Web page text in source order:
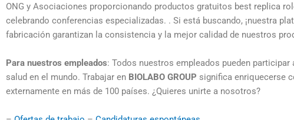
ONG y Asociaciones proporcionando productos gratuitos best replica
celebrando conferencias especializadas. . Si está buscando, ¡nuestra
fabricación garantizan la consistencia y la mejor calidad de nuestros
Para nuestros empleados: Todos nuestros empleados pueden
salud en el mundo. Trabajar en BIOLABO GROUP significa enriquecerse
externamente en más de 100 países. ¿Quieres unirte a nosotros?